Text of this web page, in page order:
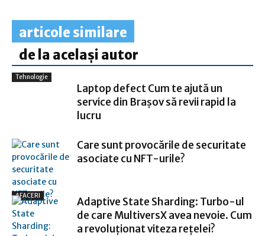
articole similare
de la același autor
Tehnologie
Laptop defect Cum te ajută un
service din Brașov să revii rapid la
lucru
AFACERI
Care sunt provocările de securitate
asociate cu NFT-urile?
Adaptive State Sharding: Turbo-ul
de care MultiversX avea nevoie. Cum
a revoluționat viteza rețelei?